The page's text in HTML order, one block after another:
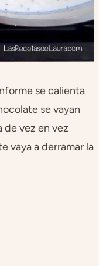
se calienta
se vayan
vez en vez
vaya a derramar la